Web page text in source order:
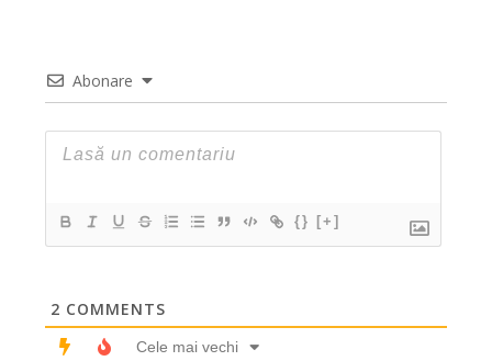
Abonare
{} [+]
2 COMMENTS
Cele mai vechi